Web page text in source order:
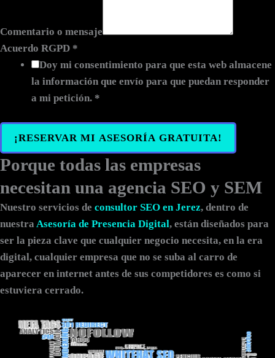
Comentario o mensaje
Acuerdo RGPD *
Doy mi consentimiento para que esta web almacene
la información que envío para que puedan responder
a mi petición. *
¡RESERVAR MI ASESORÍA GRATUITA!
Porque todas las empresas
necesitan una agencia SEO y SEM
Nuestro servicios de consultor SEO en Jerez, dentro de
nuestra Asesoría de Presencia Digital, están diseñados para
ser la pieza clave que cualquier negocio necesita, en la era
digital, cualquier empresa que no se suba al carro de
aparecer en internet antes de sus competidores es como si
estuviera cerrado.